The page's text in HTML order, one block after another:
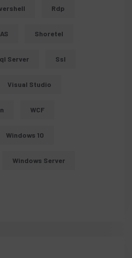
Rdp
Shoretel
Server Ssl
Visual Studio
WCF
Windows 10
Windows Server